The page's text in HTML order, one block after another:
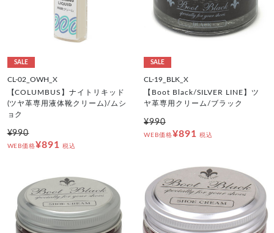
SALE
CL-02_OWH_X
【COLUMBUS】ナイトリキッド
(ツヤ革専用液体靴クリーム)/ムシ
ョク
¥990
WEB価格¥891 税込
SALE
CL-19_BLK_X
【Boot Black/SILVER LINE】ツ
ヤ革専用クリーム/ブラック
¥990
WEB価格¥891 税込